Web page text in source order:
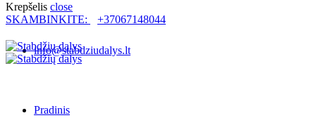
Krepšelis close
SKAMBINKITE:
+37067148044
info@stabdziudalys.lt
Pradinis